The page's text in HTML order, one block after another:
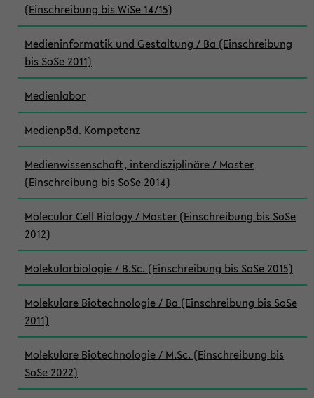
(Einschreibung bis WiSe 14/15)
Medieninformatik und Gestaltung / Ba (Einschreibung
bis SoSe 2011)
Medienlabor
Medienpäd. Kompetenz
Medienwissenschaft, interdisziplinäre / Master
(Einschreibung bis SoSe 2014)
Molecular Cell Biology / Master (Einschreibung bis SoSe
2012)
Molekularbiologie / B.Sc. (Einschreibung bis SoSe 2015)
Molekulare Biotechnologie / Ba (Einschreibung bis SoSe
2011)
Molekulare Biotechnologie / M.Sc. (Einschreibung bis
SoSe 2022)